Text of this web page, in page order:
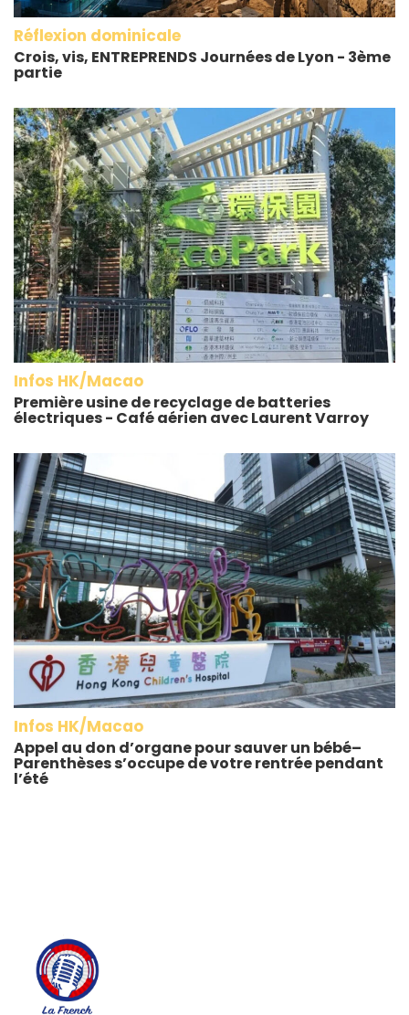
Réflexion dominicale
Crois, vis, ENTREPRENDS Journées de Lyon - 3ème
partie
Infos HK/Macao
Première usine de recyclage de batteries
électriques - Café aérien avec Laurent Varroy
Infos HK/Macao
Appel au don d’organe pour sauver un bébé–
Parenthèses s’occupe de votre rentrée pendant
l’été